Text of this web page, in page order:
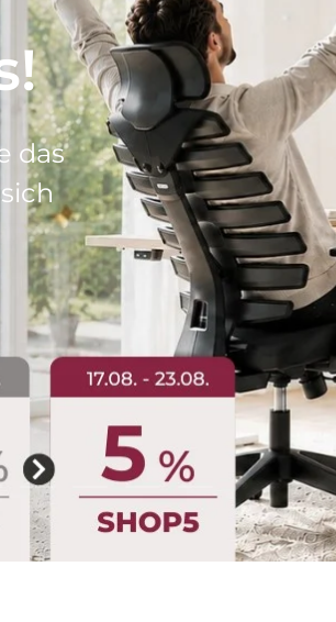
laden 1 von 5
Folie laden 2 von 5
Folie laden 3 von 5
Folie laden 4 von 5
Folie laden 5